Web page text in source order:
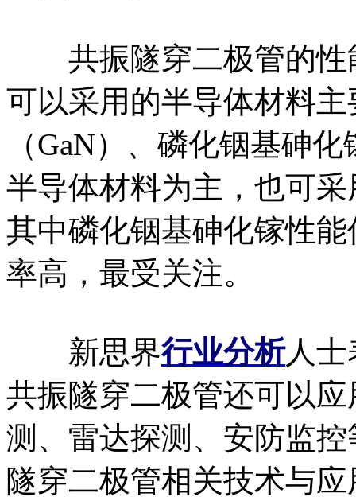
共振隧穿二极管的性
可以采用的半导体材料
（GaN）、磷化铟基砷
半导体材料为主，也可
其中磷化铟基砷化镓性
率高，最受关注。
新思界行业分析人士
共振隧穿二极管还可以
测、雷达探测、安防监
隧穿二极管相关技术与